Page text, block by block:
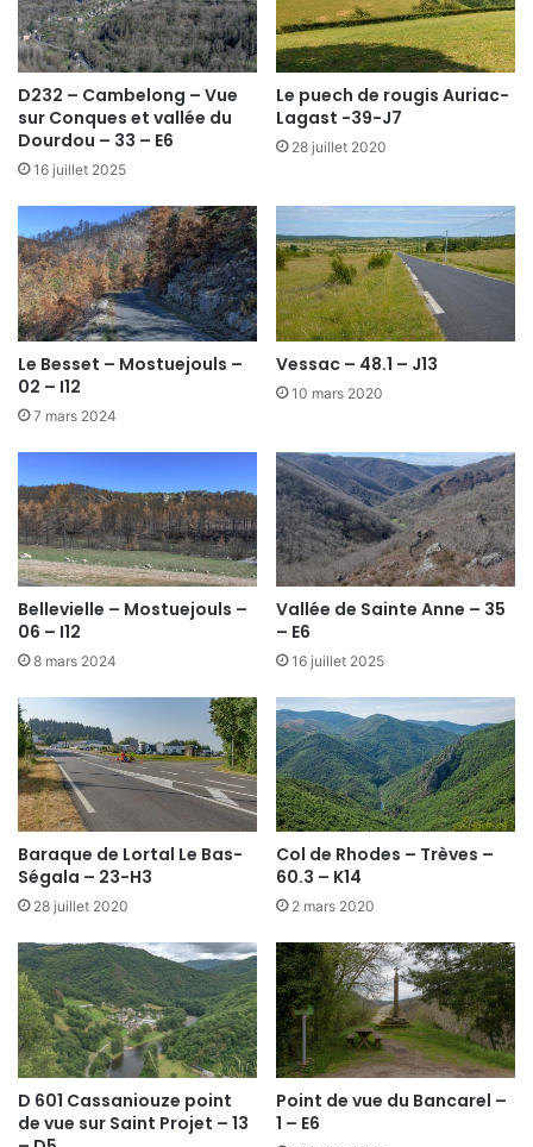
D232 – Cambelong – Vue
sur Conques et vallée du
Dourdou – 33 – E6
16 juillet 2025
Le puech de rougis Auriac-
Lagast -39-J7
28 juillet 2020
Le Besset – Mostuejouls –
02 – I12
7 mars 2024
Vessac – 48.1 – J13
10 mars 2020
Bellevielle – Mostuejouls –
06 – I12
8 mars 2024
Vallée de Sainte Anne – 35
– E6
16 juillet 2025
Baraque de Lortal Le Bas-
Ségala – 23-H3
28 juillet 2020
Col de Rhodes – Trèves –
60.3 – K14
2 mars 2020
D 601 Cassaniouze point
de vue sur Saint Projet – 13
Point de vue du Bancarel –
1 – E6